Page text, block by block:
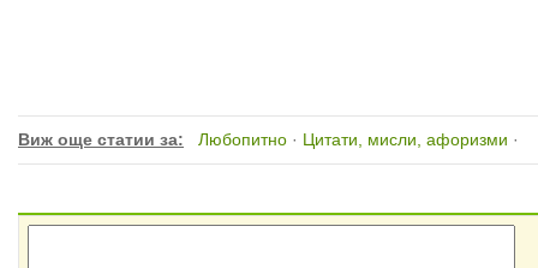
Виж още статии за: Любопитно · Цитати, мисли, афоризми ·